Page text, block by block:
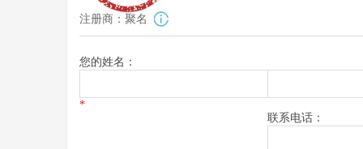
注册商：聚名
您的姓名：
*
联系电话：